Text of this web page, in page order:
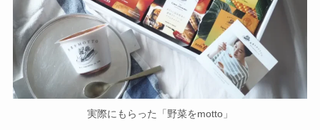
実際にもらった「野菜をmotto」